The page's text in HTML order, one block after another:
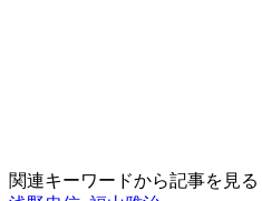
関連キーワードから記事を見る